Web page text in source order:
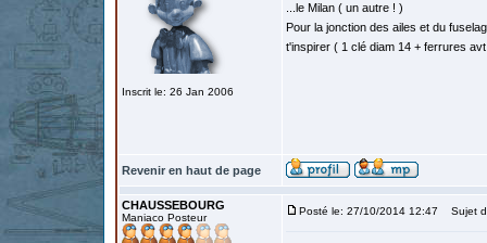
Inscrit le: 26 Jan 2006
...le Milan ( un autre ! )
Pour la jonction des ailes et du
t'inspirer ( 1 clé diam 14 + ferrures
Revenir en haut de page
CHAUSSEBOURG
Maniaco Posteur
Posté le: 27/10/2014 12:47 Sujet